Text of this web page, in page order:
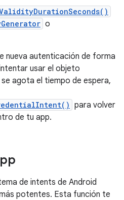
o
nueva autenticación de forma
usar el objeto
agota el tiempo de espera,
para volver
de tu app.
de intents de Android
potentes. Esta función te